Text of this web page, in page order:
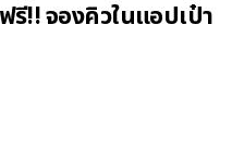
รี!! จองคิวในแอปเป๋า